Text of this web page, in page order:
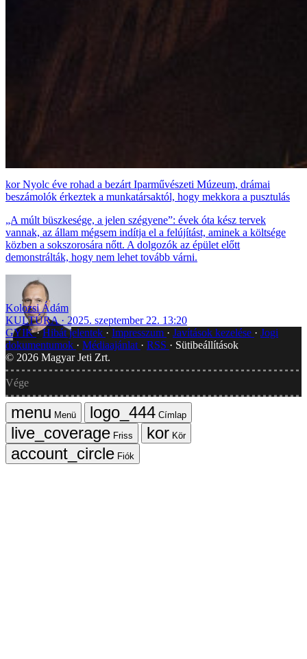
Nyolc éve rohad a bezárt Iparművészeti Múzeum, drámai
beszámolók érkeztek a munkatársaktól, hogy mekkora a pusztulás
„A múlt büszkesége, a jelen szégyene”: évek óta kész tervek
vannak, az állam mégsem indítja el a felújítást, aminek a költsége
közben a sokszorosára nőtt. A dolgozók az épület előtt
demonstrálták, hogy nem lehet tovább várni.
Kolozsi Ádám
KULTÚRA
2025. szeptember 22. 13:20
GYIK Hibát jelentek Impresszum Javítások kezelése
Jogi
dokumentumok
Médiaajánlat RSS
Sütibeállítások
© 2026 Magyar Jeti Zrt.
Vége
Menü
Címlap
Friss
Kör
Fiók